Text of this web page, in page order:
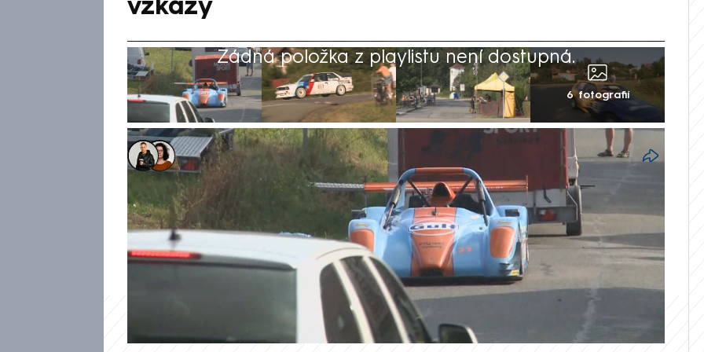
vzkazy
Žádná položka z playlistu není dostupná.
6 fotografií
Martin Holek,
Dominika Fuchsová
18. srp 2024, 21:27
Během tragické nehody na mezinárodních automobilových závodech v
Albrechticích zemřel 32letý Ondřej. Úspěšný jezdec přitom ještě v
sobotu slavil druhé místo. Byl to sympatický člověk, kolega a kamarád,
vzpomínají jeho blízcí.